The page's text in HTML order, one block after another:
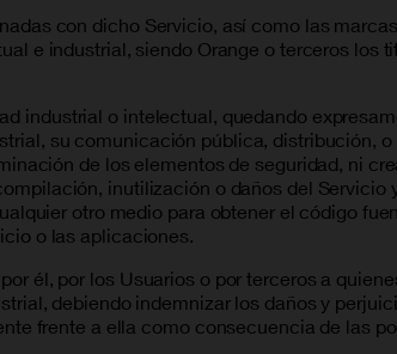
con dicho Servicio, así como las
e industrial, siendo Orange o terceros los
industrial o intelectual, quedando
su comunicación pública, distribución,
de los elementos de seguridad, ni
inutilización o daños del Servicio
otro medio para obtener el código
o las aplicaciones.
él, por los Usuarios o por terceros a
debiendo indemnizar los daños y
frente a ella como consecuencia de las